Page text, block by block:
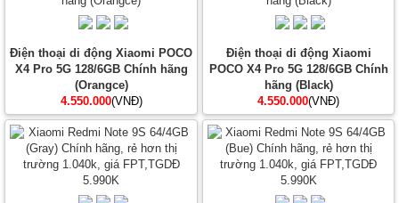
Điện thoại di động Xiaomi POCO
X4 Pro 5G 128/6GB Chính hãng
(Orangce)
4.550.000(VNĐ)
Điện thoại di động Xiaomi
POCO X4 Pro 5G 128/6GB Chính
hãng (Black)
4.550.000(VNĐ)